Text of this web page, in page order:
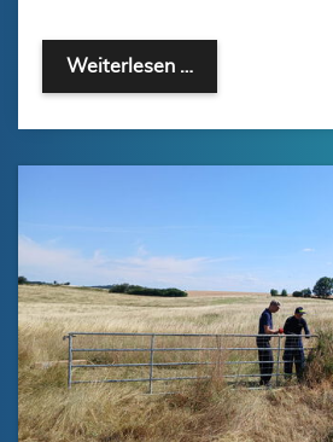
Weiterlesen …